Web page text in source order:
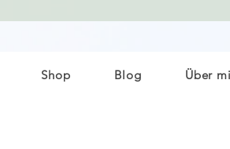
Shop Blog Über